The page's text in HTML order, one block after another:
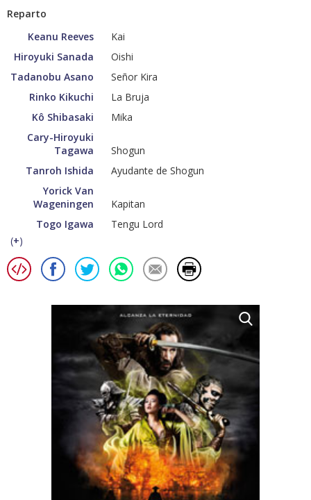
Reparto
Keanu Reeves
Kai
Hiroyuki Sanada
Oishi
Tadanobu Asano
Señor Kira
Rinko Kikuchi
La Bruja
Kô Shibasaki
Mika
Cary-Hiroyuki
Tagawa
Shogun
Tanroh Ishida
Ayudante de Shogun
Yorick Van
Wageningen
Kapitan
Togo Igawa
Tengu Lord
(+)